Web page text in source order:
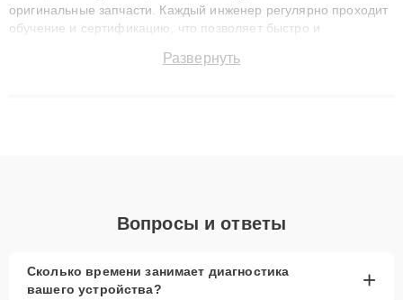
оригинальные запчасти. Каждый инженер регулярно проходит
обучение и сертификацию, что позволяет быстро и
сохранением гарантии до 3 лет. Наши мастера решают
Развернуть
Вопросы и ответы
Сколько времени занимает диагностика
вашего устройства?
+